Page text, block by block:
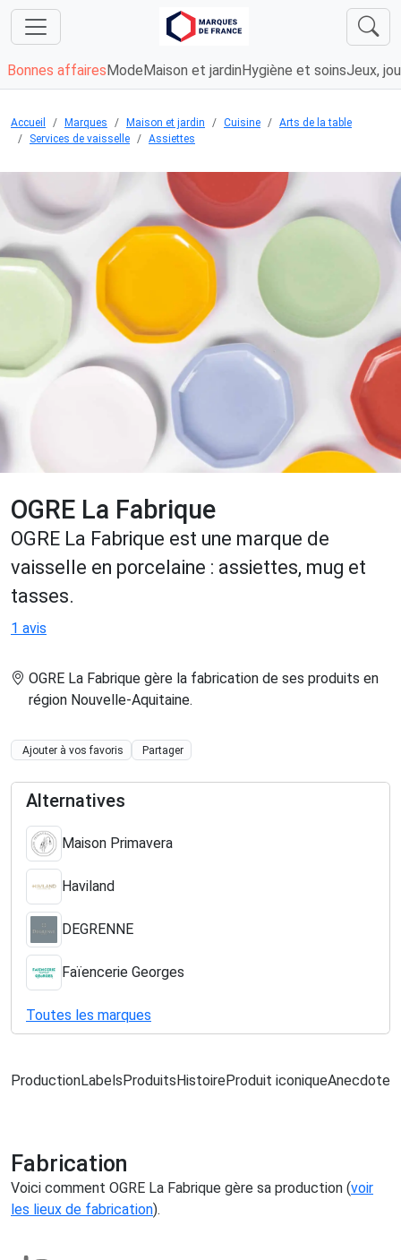
Bonnes affaires Mode Maison et jardin Hygiène et soinsJeux,
Accueil Marques Maison et jardin Cuisine
Arts de la table
Services de vaisselle
Assiettes
Chargement...
OGRE La Fabrique
OGRE La Fabrique est une marque de
vaisselle en porcelaine : assiettes, mug et
tasses.
1 avis
OGRE La Fabrique gère la fabrication de ses produits en
région Nouvelle-Aquitaine.
Ajouter à vos favoris Partager
Alternatives
Maison Primavera
Haviland
DEGRENNE
Faïencerie Georges
Toutes les marques
ProductionLabelsProduitsHistoireProduit iconiqueAnecdote
Fabrication
Voici comment OGRE La Fabrique gère sa production (voir
les lieux de fabrication).